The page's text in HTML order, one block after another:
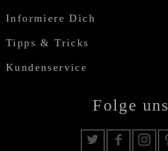
Informiere Dich
Tipps & Tricks
Kundenservice
Folge uns